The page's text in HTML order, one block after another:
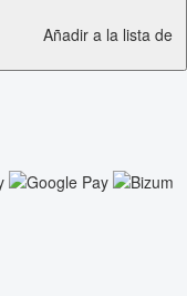
Añadir a la lista de